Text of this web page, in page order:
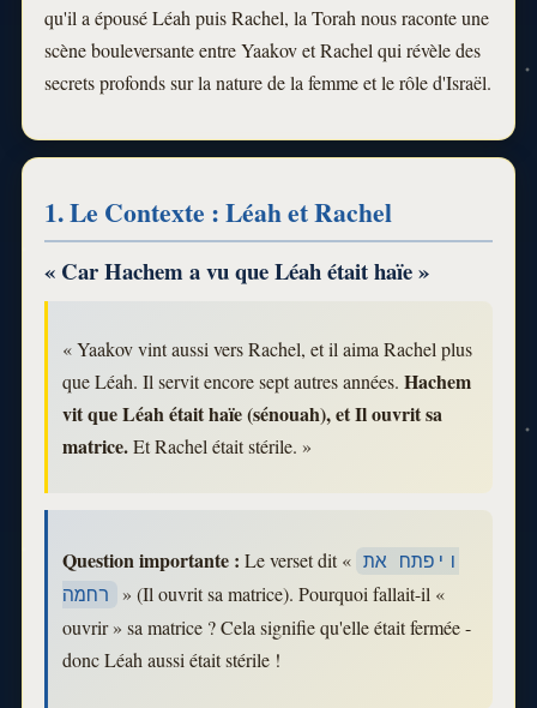
qu'il a épousé Léah puis Rachel, la Torah nous raconte une
scène bouleversante entre Yaakov et Rachel qui révèle des
secrets profonds sur la nature de la femme et le rôle d'Israël.
1. Le Contexte : Léah et Rachel
« Car Hachem a vu que Léah était haïe »
« Yaakov vint aussi vers Rachel, et il aima Rachel plus
que Léah. Il servit encore sept autres années. Hachem
vit que Léah était haïe (sénouah), et Il ouvrit sa
matrice.Et Rachel était stérile. »
Question importante : Le verset dit « ויפתח את
רחמה
» (Il ouvrit sa matrice). Pourquoi fallait-il «
ouvrir » sa matrice ? Cela signifie qu'elle était fermée -
donc Léah aussi était stérile !